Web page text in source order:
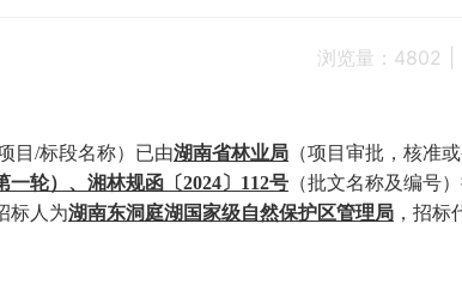
浏览量： 4802
目 /标段名称）已由湖南省林业局 （项目审批，核准
轮）、湘林规函〔2024〕112号 （批文名称及编号
标人为湖南东洞庭湖国家级自然保护区管理局 ，招标